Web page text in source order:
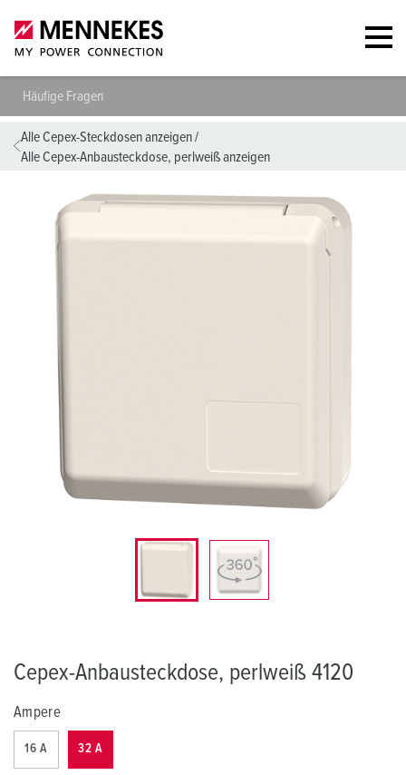
Häufige Fragen
Alle Cepex-Steckdosen anzeigen/
Alle Cepex-Anbausteckdose, perlweiß anzeigen
Cepex-Anbausteckdose, perlweiß 4120
Ampere
16 A 32 A